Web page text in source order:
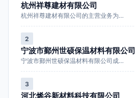
杭州祥尊建材有限公司
杭州祥尊建材有限公司的主营业务为…
2
宁波市鄞州世硕保温材料有限公司
宁波市鄞州世硕保温材料有限公司成…
3
河北烯谷新材料科技有限公司